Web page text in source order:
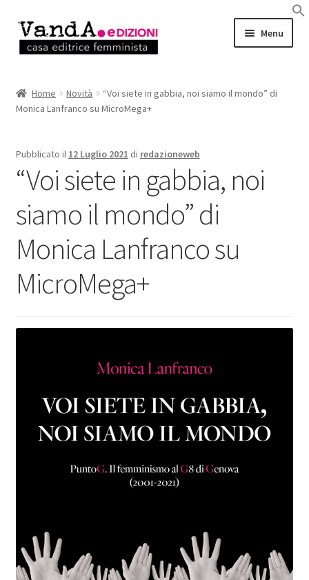
Vai
alla
Vai
al
Menu
EBOOK
AUTRICI e AUTORI
EVENTI
RASSEGNA STAMPA
CHI SIAMO
Home Novità
“Voi siete in gabbia, noi siamo il mondo” di
Monica Lanfranco su MicroMega+
Pubblicato il 12 Luglio 2021 di redazioneweb
“Voi siete in gabbia, noi
siamo il mondo” di
Monica Lanfranco su
MicroMega+